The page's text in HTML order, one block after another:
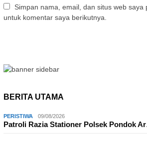
Simpan nama, email, dan situs web saya
untuk komentar saya berikutnya.
BERITA UTAMA
PERISTIWA 09/08/2026
Patroli Razia Stationer Polsek Pondok